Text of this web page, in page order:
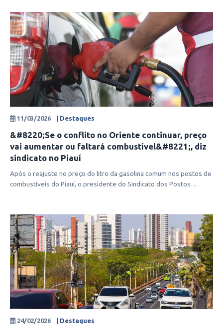
11/03/2026 | Destaques
&#8220;Se o conflito no Oriente continuar, preço
vai aumentar ou faltará combustível&#8221;, diz
sindicato no Piauí
Após o reajuste no preço do litro da gasolina comum nos postos de
combustíveis do Piauí, o presidente do Sindicato dos Postos
24/02/2026 | Destaques